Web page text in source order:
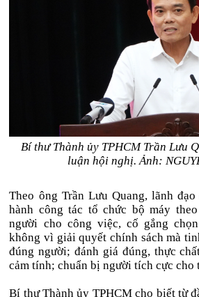
Bí thư Thành ủy TPHCM Trần Lưu
luận hội nghị. Ảnh:
Theo ông Trần Lưu Quang, lãnh
hành công tác tổ chức bộ máy
người cho công việc, cố gắng
không vì giải quyết chính sách mà
đúng người; đánh giá đúng, thực
cảm tính; chuẩn bị người tích cực cho
Bí thư Thành ủy TPHCM cho biết từ